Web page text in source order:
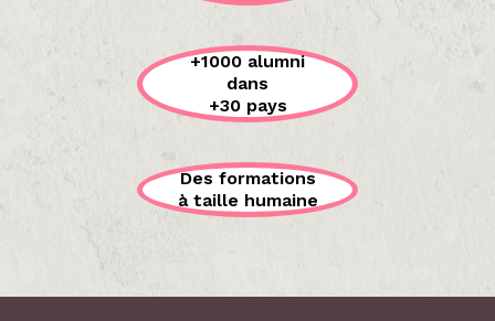
+1000 alumni
dans
+30 pays
Des formations
à taille humaine